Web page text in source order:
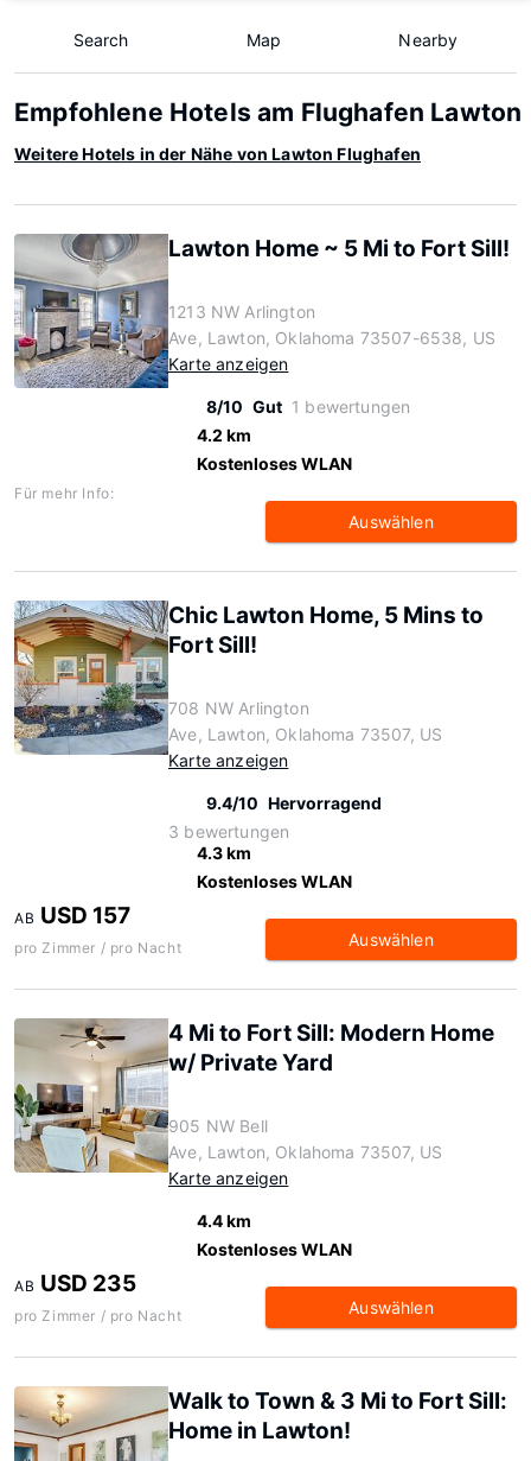
Search Map Nearby
Empfohlene Hotels am Flughafen Lawton
Weitere Hotels in der Nähe von Lawton Flughafen
Lawton Home ~ 5 Mi to Fort Sill!
1213 NW Arlington
Ave, Lawton, Oklahoma 73507-6538, US
Karte anzeigen
8/10 Gut 1 bewertungen
4.2 km
Kostenloses WLAN
Für mehr Info:
Auswählen
Chic Lawton Home, 5 Mins to
Fort Sill!
708 NW Arlington
Ave, Lawton, Oklahoma 73507, US
Karte anzeigen
9.4/10 Hervorragend
3 bewertungen
4.3 km
Kostenloses WLAN
AB USD 157
pro Zimmer / pro Nacht Auswählen
4 Mi to Fort Sill: Modern Home
w/ Private Yard
905 NW Bell
Ave, Lawton, Oklahoma 73507, US
Karte anzeigen
4.4 km
Kostenloses WLAN
AB USD 235
pro Zimmer / pro Nacht Auswählen
Walk to Town & 3 Mi to Fort Sill:
Home in Lawton!